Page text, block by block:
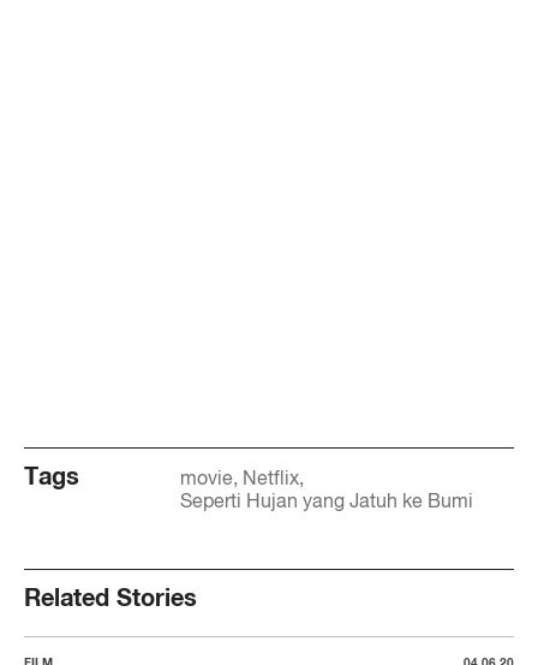
Tags movie Netflix
Seperti Hujan yang Jatuh ke Bumi
Related Stories